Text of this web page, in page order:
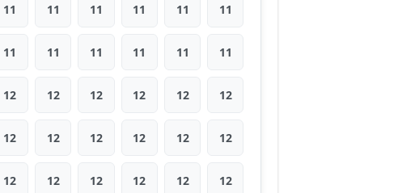
11 11 11 11 11 11
11 11 11 11 11 11
12 12 12 12 12 12
12 12 12 12 12 12
12 12 12 12 12 12